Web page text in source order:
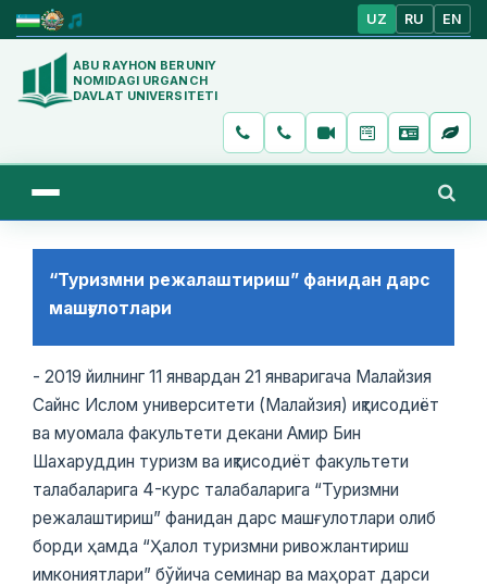
UZ RU EN
ABU RAYHON BERUNIY
NOMIDAGI URGANCH
DAVLAT UNIVERSITETI
“Туризмни режалаштириш” фанидан дарс
машғулотлари
- 2019 йилнинг 11 январдан 21 январигача Малайзия
Сайнс Ислом университети (Малайзия) иқтисодиёт
ва муомала факультети декани Амир Бин
Шахаруддин туризм ва иқтисодиёт факультети
талабаларига 4-курс талабаларига “Туризмни
режалаштириш” фанидан дарс машғулотлари олиб
борди ҳамда “Ҳалол туризмни ривожлантириш
имкониятлари” бўйича семинар ва маҳорат дарси